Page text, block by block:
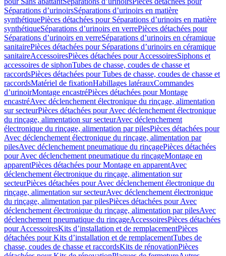
Séparations d’urinoirsSéparations d’urinoirs en matière
synthétiquePièces détachées pour Séparations d’urinoirs en matière
synthétiqueSéparations d’urinoirs en verrePièces détachées pour
Séparations d’urinoirs en verreSéparations d’urinoirs en céramique
sanitairePièces détachées pour Séparations d’urinoirs en céramique
sanitaireAccessoiresPièces détachées pour AccessoiresSiphons et
accessoires de siphonTubes de chasse, coudes de chasse et
raccordsPièces détachées pour Tubes de chasse, coudes de chasse et
raccordsMatériel de fixationHabillages latérauxCommandes
dʼurinoirMontage encastréPièces détachées pour Montage
encastréAvec déclenchement électronique du rinçage, alimentation
sur secteurPièces détachées pour Avec déclenchement électronique
du rinçage, alimentation sur secteurAvec déclenchement
électronique du rinçage, alimentation par pilesPièces détachées pour
Avec déclenchement électronique du rinçage, alimentation par
pilesAvec déclenchement pneumatique du rinçagePièces détachées
pour Avec déclenchement pneumatique du rinçageMontage en
apparentPièces détachées pour Montage en apparentAvec
déclenchement électronique du rinçage, alimentation sur
secteurPièces détachées pour Avec déclenchement électronique du
rinçage, alimentation sur secteurAvec déclenchement électronique
du rinçage, alimentation par pilesPièces détachées pour Avec
déclenchement électronique du rinçage, alimentation par pilesAvec
déclenchement pneumatique du rinçageAccessoiresPièces détachées
pour AccessoiresKits d’installation et de remplacementPièces
détachées pour Kits d’installation et de remplacementTubes de
chasse, coudes de chasse et raccordsKits de rénovationPièces